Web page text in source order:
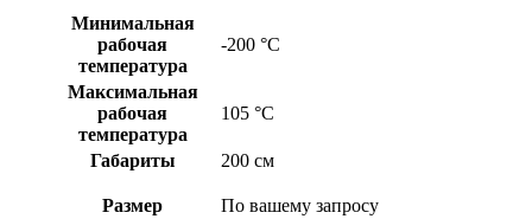
Минимальная
рабочая
температура
-200 °С
Максимальная
рабочая
температура
105 °С
Габариты 200 см
Размер По вашему запросу